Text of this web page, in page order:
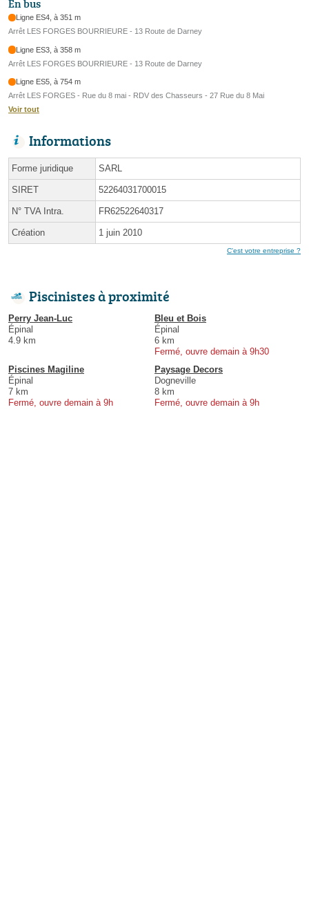
En bus
Ligne ES4, à 351 m
Arrêt LES FORGES BOURRIEURE - 13 Route de Darney
Ligne ES3, à 358 m
Arrêt LES FORGES BOURRIEURE - 13 Route de Darney
Ligne ES5, à 754 m
Arrêt LES FORGES - Rue du 8 mai - RDV des Chasseurs - 27 Rue du 8 Mai
Voir tout
Informations
Forme juridique SARL
SIRET 52264031700015
N° TVA Intra. FR62522640317
Création 1 juin 2010
C'est votre entreprise ?
Piscinistes à proximité
Perry Jean-Luc
Épinal
4.9 km
Bleu et Bois
Épinal
6 km
Fermé, ouvre demain à 9h30
Piscines Magiline
Épinal
7 km
Fermé, ouvre demain à 9h
Paysage Decors
Dogneville
8 km
Fermé, ouvre demain à 9h